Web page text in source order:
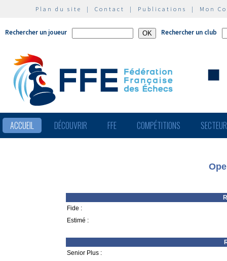
Plan du site | Contact | Publications | Mon
Rechercher un joueur Rechercher un club
ACCUEIL DÉCOUVRIR FFE COMPÉTITIONS
Fide :
Estimé :
Senior Plus :